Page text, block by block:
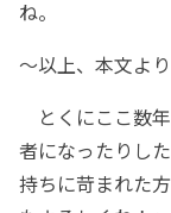
ね。
～以上、本文よ
とくにここ数
者になったりし
持ちに苛まれた